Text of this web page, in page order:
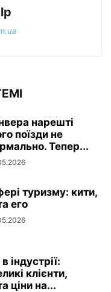
нарешті
поїзди не
Тепер...
туризму: кити,
его
індустрії:
клієнти,
ціни на...